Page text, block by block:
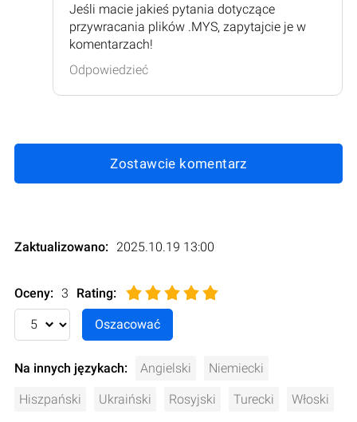
Jeśli macie jakieś pytania dotyczące
przywracania plików .MYS, zapytajcie je w
komentarzach!
Odpowiedzieć
Zostawcie komentarz
Zaktualizowano: 2025.10.19 13:00
Oceny: 3 Rating:
Na innych językach: Angielski Niemiecki
Hiszpański Ukraiński Rosyjski Turecki Włoski